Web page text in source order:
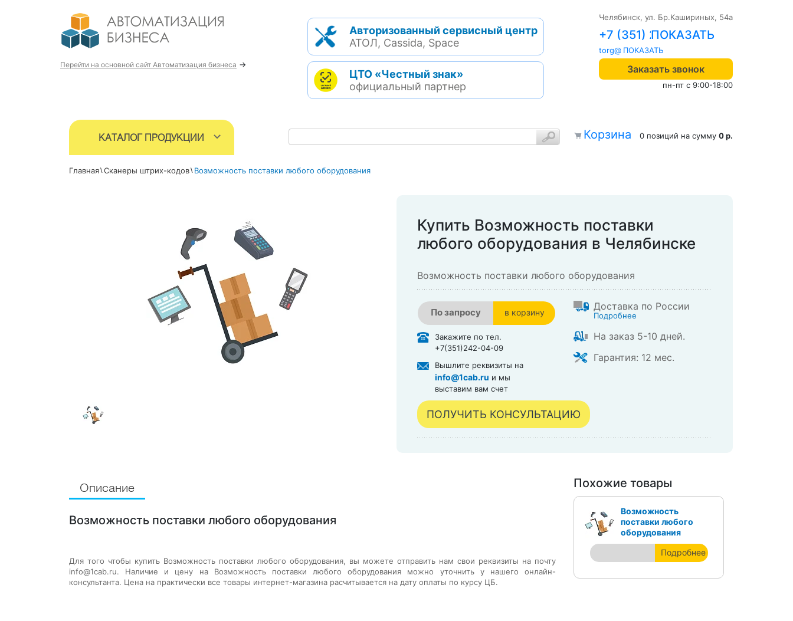
Перейти на основной сайт Автоматизация бизнеса →
Авторизованный сервисный центр
АТОЛ, Cassida, Space
ЦТО «Честный знак»
официальный партнер
Челябинск, ул. Бр.Кашириных, 54а
+7 (351) 242-04-09
torg@1cab.ru
Заказать звонок
пн-пт с 9:00-18:00
КАТАЛОГ ПРОДУКЦИИ Корзина 0 позиций на сумму0 р.
Главная Сканеры штрих-кодов Возможность поставки любого оборудования
Купить Возможность поставки
любого оборудования в Челябинске
Возможность поставки любого оборудования
По запросу в корзину
Закажите по тел.
+7(351)242-04-09
Вышлите реквизиты на
info@1cab.ru и мы
выставим вам счет
Доставка по России
Подробнее
На заказ 5-10 дней.
Гарантия: 12 мес.
ПОЛУЧИТЬ КОНСУЛЬТАЦИЮ
Описание
Возможность поставки любого оборудования
Для того чтобы купить Возможность поставки любого оборудования, вы можете отправить нам свои реквизиты на почту
info@1cab.ru. Наличие и цену на Возможность поставки любого оборудования можно уточнить у нашего онлайн-
консультанта. Цена на практически все товары интернет-магазина расчитывается на дату оплаты по курсу ЦБ.
Похожие товары
Возможность
поставки любого
оборудования
Подробнее